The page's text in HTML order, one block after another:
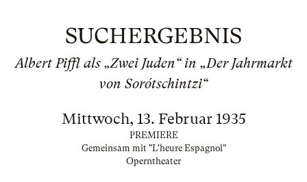
SUCHERGEBNIS
Albert Piffl als „Zwei Juden“ in „Der Jahrmarkt
von Sorótschintzi“
Mittwoch, 13. Februar 1935
PREMIERE
Gemeinsam mit "L'heure Espagnol"
Operntheater